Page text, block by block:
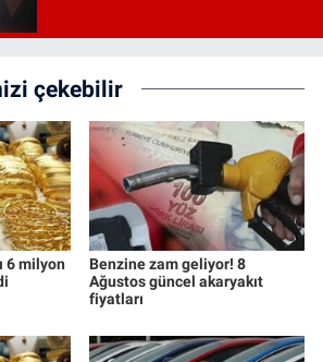
çekebilir
6 milyon
Benzine zam geliyor! 8
Ağustos güncel akaryakıt
fiyatları